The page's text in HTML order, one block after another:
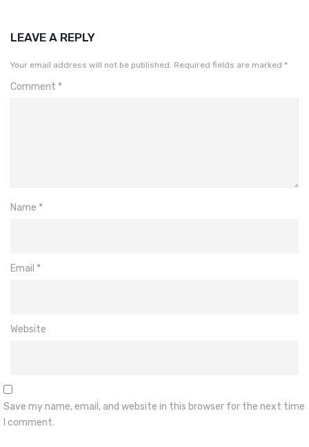
LEAVE A REPLY
Your email address will not be published. Required fields are marked *
Comment *
Name *
Email *
Website
Save my name, email, and website in this browser for the next time
I comment.